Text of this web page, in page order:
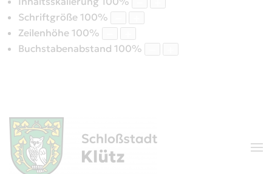
Schriftgröße 100%
Zeilenhöhe 100%
Buchstabenabstand 100%